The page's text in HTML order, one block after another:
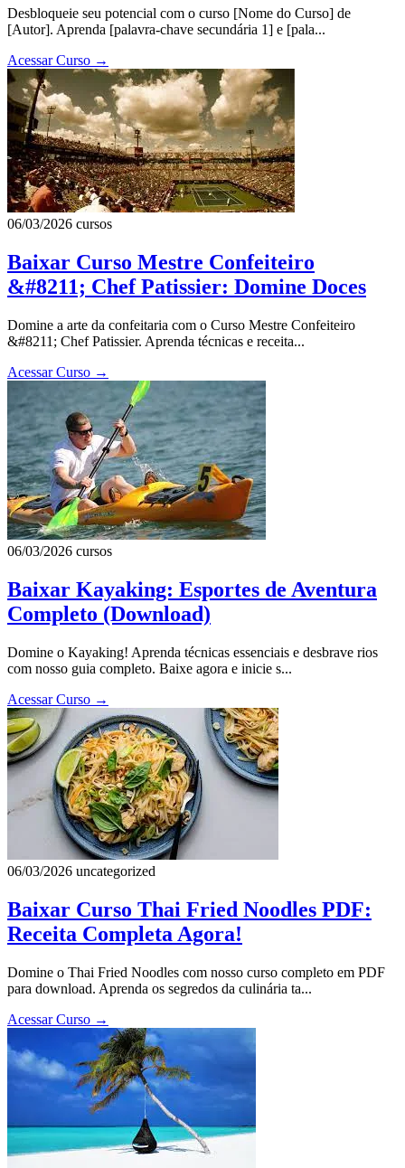
Desbloqueie seu potencial com o curso [Nome do Curso] de
[Autor]. Aprenda [palavra-chave secundária 1] e [pala...
Acessar Curso →
06/03/2026 cursos
Baixar Curso Mestre Confeiteiro
&#8211; Chef Patissier: Domine Doces
Domine a arte da confeitaria com o Curso Mestre Confeiteiro
&#8211; Chef Patissier. Aprenda técnicas e receita...
Acessar Curso →
06/03/2026 cursos
Baixar Kayaking: Esportes de Aventura
Completo (Download)
Domine o Kayaking! Aprenda técnicas essenciais e desbrave rios
com nosso guia completo. Baixe agora e inicie s...
Acessar Curso →
06/03/2026 uncategorized
Baixar Curso Thai Fried Noodles PDF:
Receita Completa Agora!
Domine o Thai Fried Noodles com nosso curso completo em PDF
para download. Aprenda os segredos da culinária ta...
Acessar Curso →